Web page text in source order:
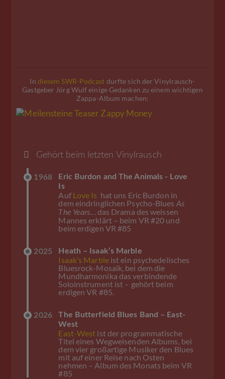
In diesem SWR-Podcast durfte sich der Vinylrausch-
Gastgeber Jörg Wulf einige Gedanken zu einem wichtigen
Zappa-Album machen:
Gehört beim letzten Vinylrausch
1968
Eric Burdon and The Animals - Love
Is
Auf Love Is hat uns Eric Burdon in
dem eindringlichen Psycho-Blues As
The Years.. . das Drama des weissen
Mannes erklärt – beim VR #20 und
beim erdigen VR #85
2025 Heath – Isaak’s Marble
Isaak’s Marbleist ein psychedelisches
Bluesrock-Mosaik, bei dem die
Mundharmonika das verbindende
Soloinstrument ist – gehört beim
erdigen VR #85.
2026
The Butterfield Blues Band – East-
West
East-West ist der programmatische
Titel eines Wegweisenden Albums, bei
dem vier großartige Musiker den Blues
mit auf einer Reise nach Osten
nehmen – Album des Monats beim VR
#85